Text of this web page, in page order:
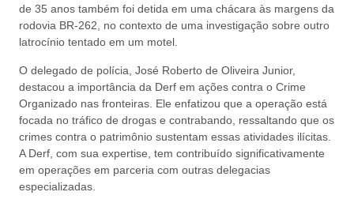
de 35 anos também foi detida em uma chácara às margens da
rodovia BR-262, no contexto de uma investigação sobre outro
latrocínio tentado em um motel.
O delegado de polícia, José Roberto de Oliveira Junior,
destacou a importância da Derf em ações contra o Crime
Organizado nas fronteiras. Ele enfatizou que a operação está
focada no tráfico de drogas e contrabando, ressaltando que os
crimes contra o patrimônio sustentam essas atividades ilícitas.
A Derf, com sua expertise, tem contribuído significativamente
em operações em parceria com outras delegacias
especializadas.